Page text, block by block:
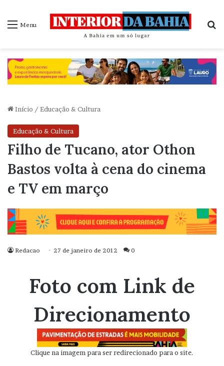
Menu
Início / Educação & Cultura
Educação & Cultura
Filho de Tucano, ator Othon
Bastos volta à cena do cinema
e TV em março
Redacao 27 de janeiro de 2012 0
Foto com Link de
Direcionamento
Clique na imagem para ser redirecionado para o site.